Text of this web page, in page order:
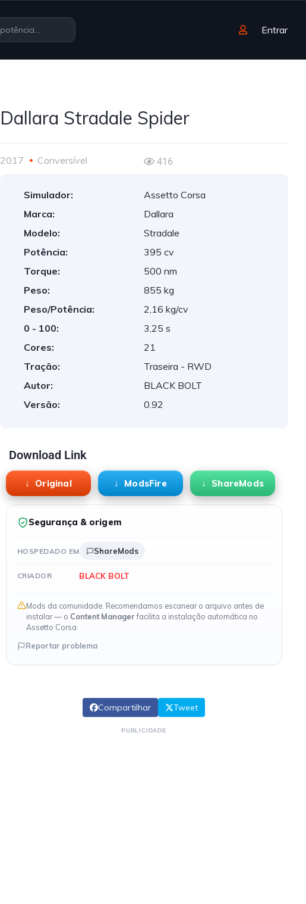
Entrar
Dallara Stradale Spider
2017 Conversível 416
Simulador:
Assetto Corsa
Marca:
Dallara
Modelo:
Stradale
Potência:
395 cv
Torque:
500 nm
Peso:
855 kg
Peso/Potência:
2,16 kg/cv
0 - 100:
3,25 s
Cores:
21
Tração:
Traseira - RWD
Autor:
BLACK BOLT
Versão:
0.92
Download Link
Original ModsFire ShareMods
Segurança & origem
HOSPEDADO EM ShareMods
CRIADOR BLACK BOLT
Mods da comunidade. Recomendamos escanear o arquivo antes de
instalar — o Content Managerfacilita a instalação automática no
Assetto Corsa.
Reportar problema
Compartilhar Tweet
PUBLICIDADE